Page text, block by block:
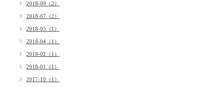
2018-09（2）
2018-07（2）
2018-05（1）
2018-04（1）
2018-02（1）
2018-01（1）
2017-10（1）